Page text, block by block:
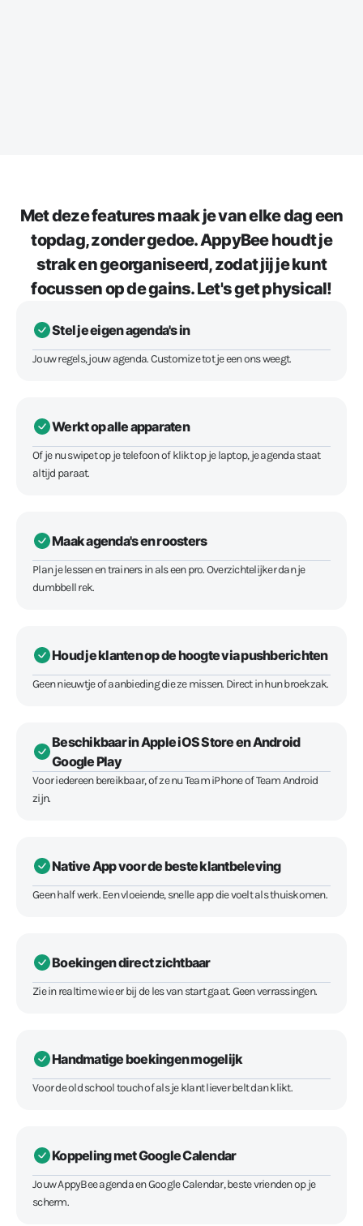
Met deze features maak je van elke dag een
topdag, zonder gedoe. AppyBee houdt je
strak en georganiseerd, zodat jij je kunt
focussen op de gains. Let's get physical!
Stel je eigen agenda's in
Jouw regels, jouw agenda. Customize tot je een ons weegt.
Werkt op alle apparaten
Of je nu swipet op je telefoon of klikt op je laptop, je agenda staat
altijd paraat.
Maak agenda's en roosters
Plan je lessen en trainers in als een pro. Overzichtelijker dan je
dumbbell rek.
Houd je klanten op de hoogte via pushberichten
Geen nieuwtje of aanbieding die ze missen. Direct in hun broekzak.
Beschikbaar in Apple iOS Store en Android
Google Play
Voor iedereen bereikbaar, of ze nu Team iPhone of Team Android
zijn.
Native App voor de beste klantbeleving
Geen half werk. Een vloeiende, snelle app die voelt als thuiskomen.
Boekingen direct zichtbaar
Zie in realtime wie er bij de les van start gaat. Geen verrassingen.
Handmatige boekingen mogelijk
Voor de old school touch of als je klant liever belt dan klikt.
Koppeling met Google Calendar
Jouw AppyBee agenda en Google Calendar, beste vrienden op je
scherm.